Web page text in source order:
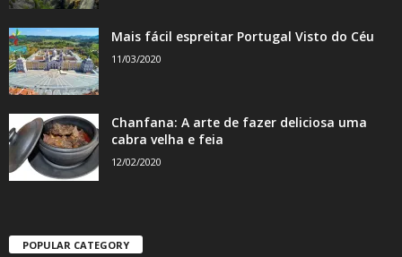
Mais fácil espreitar Portugal Visto do Céu
11/03/2020
Chanfana: A arte de fazer deliciosa uma
cabra velha e feia
12/02/2020
POPULAR CATEGORY